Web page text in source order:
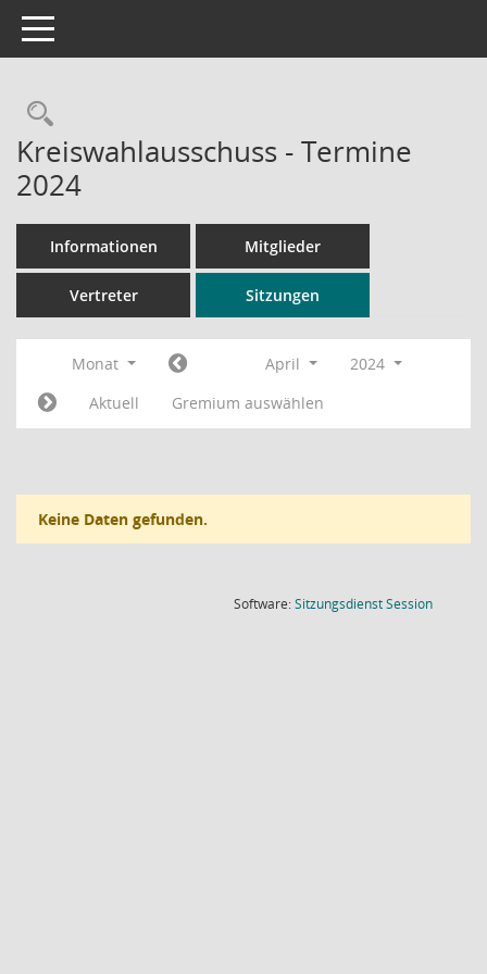
Toggle navigation
Rechercheauswahl
Kreiswahlausschuss - Termine
2024
Informationen Mitglieder
Vertreter Sitzungen
Monat April
2024
Aktuell
Gremium auswählen
Keine Daten gefunden.
Software:SitzungsdienstSession(Wird in